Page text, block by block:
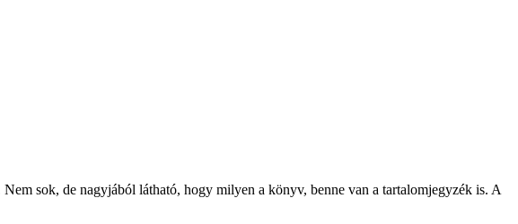
sok, de nagyjából látható, hogy milyen a könyv, benne van a tartalomjegyzék is. A